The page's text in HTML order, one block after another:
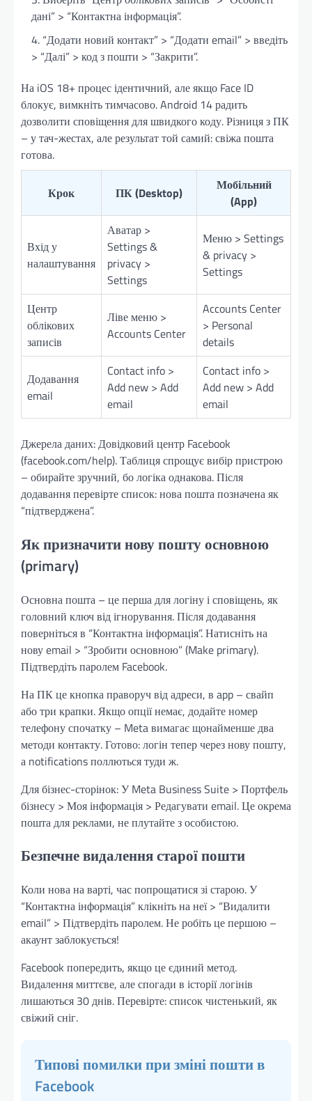
дані” > “Контактна інформація”.
“Додати новий контакт” > “Додати email” > введіть
> “Далі” > код з пошти > “Закрити”.
На iOS 18+ процес ідентичний, але якщо Face ID
блокує, вимкніть тимчасово. Android 14 радить
дозволити сповіщення для швидкого коду. Різниця з ПК
– у тач-жестах, але результат той самий: свіжа пошта
готова.
Крок ПК (Desktop)
Мобільний
(App)
Вхід у
налаштування
Аватар >
Settings &
privacy >
Settings
Меню > Settings
& privacy >
Settings
Центр
облікових
записів
Ліве меню >
Accounts Center
Accounts Center
> Personal
details
Додавання
email
Contact info >
Add new > Add
email
Contact info >
Add new > Add
email
Джерела даних: Довідковий центр Facebook
(facebook.com/help). Таблиця спрощує вибір пристрою
– обирайте зручний, бо логіка однакова. Після
додавання перевірте список: нова пошта позначена як
“підтверджена”.
Як призначити нову пошту основною
(primary)
Основна пошта – це перша для логіну і сповіщень, як
головний ключ від ігнорування. Після додавання
поверніться в “Контактна інформація”. Натисніть на
нову email > “Зробити основною” (Make primary).
Підтвердіть паролем Facebook.
На ПК це кнопка праворуч від адреси, в app – свайп
або три крапки. Якщо опції немає, додайте номер
телефону спочатку – Meta вимагає щонайменше два
методи контакту. Готово: логін тепер через нову пошту,
а notifications поллються туди ж.
Для бізнес-сторінок: У Meta Business Suite > Портфель
бізнесу > Моя інформація > Редагувати email. Це окрема
пошта для реклами, не плутайте з особистою.
Безпечне видалення старої пошти
Коли нова на варті, час попрощатися зі старою. У
“Контактна інформація” клікніть на неї > “Видалити
email” > Підтвердіть паролем. Не робіть це першою –
акаунт заблокується!
Facebook попередить, якщо це єдиний метод.
Видалення миттєве, але спогади в історії логінів
лишаються 30 днів. Перевірте: список чистенький, як
свіжий сніг.
Типові помилки при зміні пошти в
Facebook